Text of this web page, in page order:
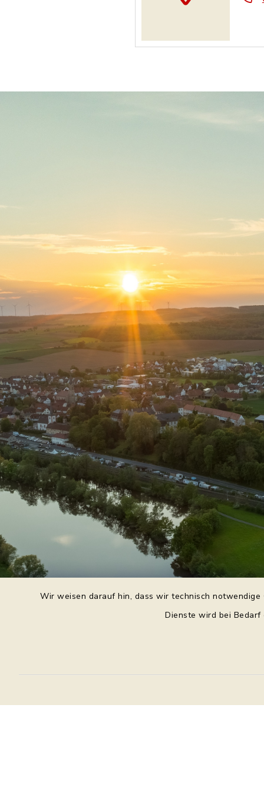
Wir weisen darauf hin, dass wir technisch
Dienste wird bei